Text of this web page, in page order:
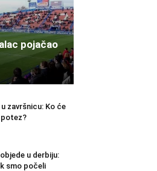
pojačao
završnicu: Ko će
u derbiju:
smo počeli